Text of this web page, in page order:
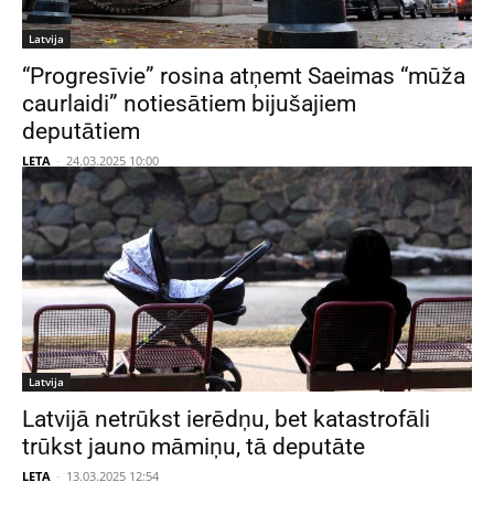
Latvija
“Progresīvie” rosina atņemt Saeimas “mūža
caurlaidi” notiesātiem bijušajiem
deputātiem
LETA - 24.03.2025 10:00
Latvija
Latvijā netrūkst ierēdņu, bet katastrofāli
trūkst jauno māmiņu, tā deputāte
LETA - 13.03.2025 12:54